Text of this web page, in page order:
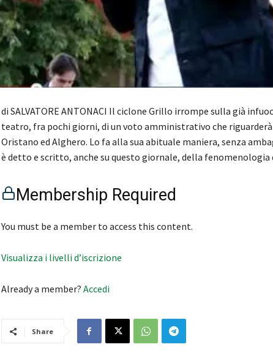
di SALVATORE ANTONACI Il ciclone Grillo irrompe sulla già
teatro, fra pochi giorni, di un voto amministrativo che
Oristano ed Alghero. Lo fa alla sua abituale maniera, senza
è detto e scritto, anche su questo giornale, della
Membership Required
You must be a member to access this content.
Visualizza i livelli d’iscrizione
Already a member? Accedi
Share